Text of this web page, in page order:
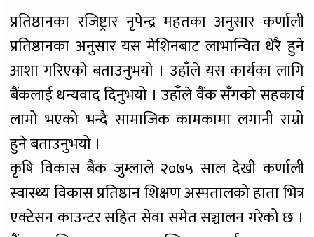
प्रतिष्ठानका रजिष्ट्रार नृपेन्द्र महतका अनुसार कर्णाली
प्रतिष्ठानका अनुसार यस मेशिनबाट लाभान्वित धेरै हुने
आशा गरिएको बताउनुभयो । उहाँले यस कार्यका लागि
बैंकलाई धन्यवाद दिनुभयो । उहाँले वैंक सँगको सहकार्य
लामो भएको भन्दै सामाजिक कामकामा लगानी राम्रो
हुने बताउनुभयो ।
कृषि विकास बैंक जुम्लाले २०७५ साल देखी कर्णाली
स्वास्थ्य विकास प्रतिष्ठान शिक्षण अस्पतालको हाता भित्र
एक्टेसन काउन्टर सहित सेवा समेत सञ्चालन गरेको छ ।